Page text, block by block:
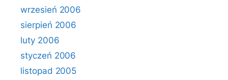
wrzesień 2006
sierpień 2006
luty 2006
styczeń 2006
listopad 2005